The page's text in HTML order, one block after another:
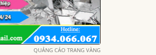
QUẢNG CÁO TRANG VÀNG